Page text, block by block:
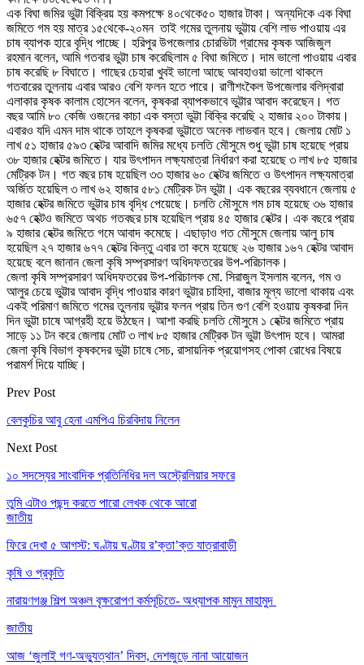
এক বিঘা জমির ভুট্টা বিক্রিয় হয় কমপক্ষে ৪০থেকে৫০ হাজার টাকা। অন্যদিকে এক বিঘা
জমিতে গম হয় মাত্র ১৫থেকে-২০মন তাই গমের তুলনায় ভুট্টায় বেশি লাভ পাওয়ায় এর
চাষ ব্যাপক হারে বৃদ্ধি পাচ্ছে। হরিপুর উপজেলার চোরভিটা গ্রামের কৃষক আজিজুল
রহমান বলেন, আমি গতবার ভুট্টা চাষ করেছিলাম ৫ বিঘা জমিতে। দাম ভালো পাওয়ায় এবার
চাষ করেছি ৮ বিঘাতে। গাছের চেহারা খুবই ভালো আছে আবহাওয়া ভালো থাকলে
গতবারের তুলনায় এবার আরও বেশি ফলন হতে পারে। রাণীশংকৈল উপজেলার বলিদ্বারা
এলাকার কৃষক কালাম হোসেন বলেন, কৃষকরা ব্যাপকভাবে ভুট্টার আবাদ করেছেন। গত
বছর আমি ৮০ কেজি ওজনের কাচা এক বস্তা ভুট্টা বিক্রি করেছি ২ হাজার ২০০ টাকায়।
এবারও যদি এমন দাম থাকে তাহলে কৃষকরা ভুট্টাতে অনেক লাভবান হবে। জেলায় মোট ১
লাখ ৫১ হাজার ৫৯৩ হেক্টর আবাদি জমির মধ্যে চলতি মৌসুমে শুধু ভুট্টা চাষ হয়েছে প্রায়
৩৮ হাজার হেক্টর জমিতে। যার উৎপাদন লক্ষ্যমাত্রা নির্ধারণ করা হয়েছে ৩ লাখ ৮৫ হাজার
মেট্রিক টন। গত বছর চাষ হয়েছিল ৩৩ হাজার ৬০ হেক্টর জমিতে ও উৎপাদন লক্ষ্যমাত্রা
অর্জিত হয়েছিল ৩ লাখ ৬২ হাজার ৫৮১ মেট্রিক টন ভুট্টা। এক বছরের ব্যবধানে জেলায় ৫
হাজার হেক্টর জমিতে ভুট্টার চাষ বৃদ্ধি পেয়েছে। চলতি মৌসুমে গম চাষ হয়েছে ৩৬ হাজার
৬৫৭ হেক্টও জমিতে অথচ গতবছর চাষ হয়েছিল প্রায় ৪৫ হাজার হেক্টর। এক বছরে প্রায়
৯ হাজার হেক্টর জমিতে গমে আবাদ কমেছে। এছাড়াও গত মৌসুমে জেলায় আলু চাষ
হয়েছিল ২৭ হাজার ৬৭৭ হেক্টর কিন্তু এবার তা কমে হয়েছে ২৬ হাজার ১৬৭ হেক্টর আবাদ
হয়েছে বলে জানান জেলা কৃষি সম্প্রসারণ অধিদফতরের উপ-পরিচালক।
জেলা কৃষি সম্প্রসারণ অধিদফতরের উপ-পরিচালক মো. সিরাজুল ইসলাম বলেন, গম ও
আলুর চেয়ে ভুট্টার আবাদ বৃদ্ধি পাওয়ার কারণ ভুট্টার চাহিদা, বাজার মূল্য ভালো থাকায় এবং
একই পরিমাণ জমিতে গমের তুলনায় ভুট্টার ফলন প্রায় তিন গুণ বেশি হওয়ায় কৃষকরা দিন
দিন ভুট্টা চাষে আগ্রহী হয়ে উঠছেন। আশা করছি চলতি মৌসুমে ১ হেক্টর জমিতে প্রায়
সাড়ে ১১ টন করে জেলায় মোট ৩ লাখ ৮৫ হাজার মেট্রিক টন ভুট্টা উৎপাদ হবে। আমরা
জেলা কৃষি বিভাগ কৃষকদের ভুট্টা চাষে সেচ, রাসায়নিক প্রয়োগসহ পোকা রোধের বিষয়ে
পরামর্শ দিয়ে যাচ্ছি।
Prev Post
বেলকুচির আবু হেনা এমপিএ চিরবিদায় নিলেন
Next Post
১০ সদস্যের সাংবাদিক প্রতিনিধির দল অস্ট্রেলিয়ার সফরে
তুমি এটাও পছন্দ করতে পারো লেখক থেকে আরো
জাতীয়
ফিরে দেখা ৫ আগস্ট: ঘণ্টায় ঘণ্টায় র’ক্তা’ক্ত যাত্রাবাড়ী
কৃষি ও প্রকৃতি
নারায়ণগঞ্জ শিল্প অঞ্চল বৃক্ষরোপণ কর্মসূচিতে- অধ্যাপক মামুন মাহামুদ
জাতীয়
আজ ‘জুলাই গণ-অভ্যুত্থান’ দিবস, দেশজুড়ে নানা আয়োজন